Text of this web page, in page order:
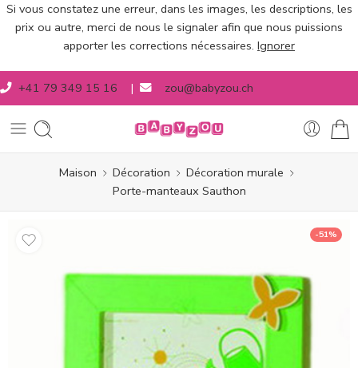
Si vous constatez une erreur, dans les images, les descriptions, les
prix ou autre, merci de nous le signaler afin que nous puissions
apporter les corrections nécessaires. Ignorer
+41 79 349 15 16 | zou@babyzou.ch
Maison Décoration
Décoration murale
Porte-manteaux Sauthon
-51%